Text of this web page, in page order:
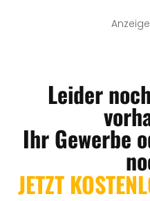
Leider
Ihr Gewerbe
JETZT